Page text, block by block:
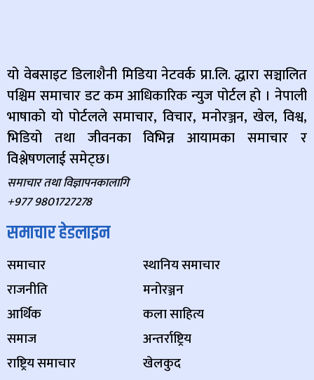
यो वेबसाइट डिलाशैनी मिडिया नेटवर्क प्रा.लि. द्धारा सञ्चालित
पश्चिम समाचार डट कम आधिकारिक न्युज पोर्टल हो । नेपाली
भाषाको यो पोर्टलले समाचार, विचार, मनोरञ्जन, खेल, विश्व,
भिडियो तथा जीवनका विभिन्न आयामका समाचार र
विश्लेषणलाई समेट्छ।
समाचार तथा विज्ञापनकालागि
+977 9801727278
समाचार हेडलाइन
समाचार
राजनीति
आर्थिक
समाज
राष्ट्रिय समाचार
स्थानिय समाचार
मनोरञ्जन
कला साहित्य
अन्तर्राष्ट्रिय
खेलकुद